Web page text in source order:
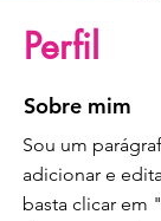
Perfil
Sobre mim
Sou um
adicionar e
basta clicar em